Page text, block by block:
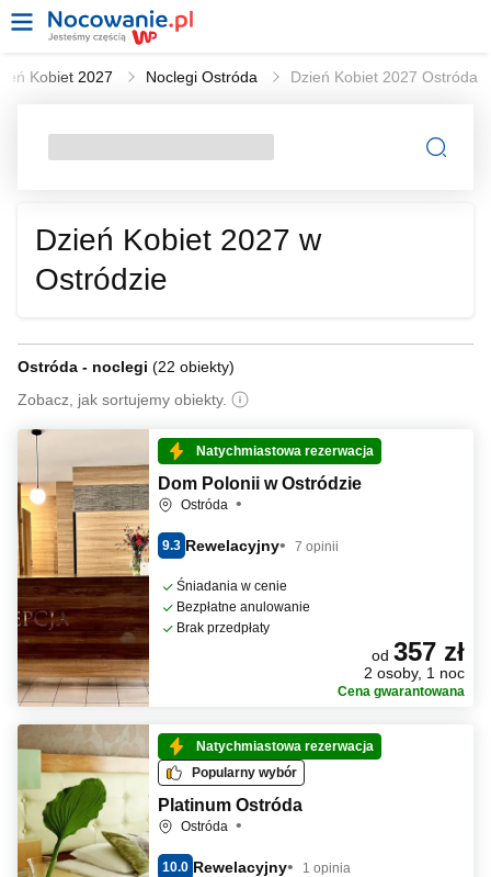
Kobiet 2027 Noclegi Ostróda Dzień Kobiet 2027 Ostróda
Dzień Kobiet 2027 w
Ostródzie
Ostróda - noclegi (22 obiekty)
Zobacz, jak sortujemy obiekty.
Natychmiastowa rezerwacja
Dom Polonii w Ostródzie
Ostróda
9.3 Rewelacyjny 7 opinii
Śniadania w cenie
Bezpłatne anulowanie
Brak przedpłaty
od 357 zł
2 osoby, 1 noc
Cena gwarantowana
Natychmiastowa rezerwacja
Popularny wybór
Platinum Ostróda
Ostróda
10.0 Rewelacyjny 1 opinia